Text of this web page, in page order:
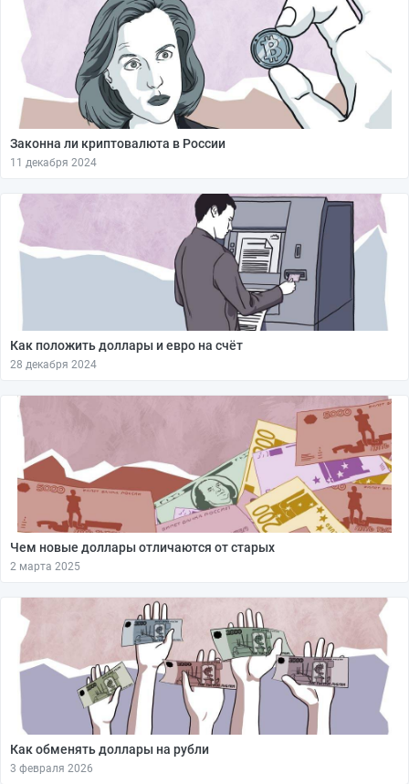
Законна ли криптовалюта в России
11 декабря 2024
Как положить доллары и евро на счёт
28 декабря 2024
Чем новые доллары отличаются от старых
2 марта 2025
Как обменять доллары на рубли
3 февраля 2026